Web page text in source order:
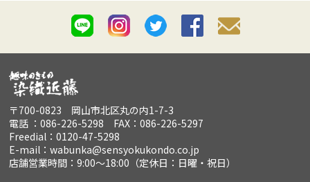
〒700-0823 岡山市北区丸の内1-7-3
電話 ：086-226-5298 FAX：086-226-5297
Freedial：0120-47-5298
E-mail：wabunka@sensyokukondo.co.jp
店舗営業時間：9:00～18:00（定休日：日曜・祝日）